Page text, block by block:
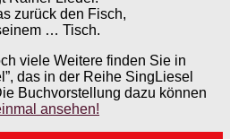
zurück den Fisch,
… Tisch.
viele Weitere finden Sie in
das in der Reihe SingLiesel
Buchvorstellung dazu können
ansehen!